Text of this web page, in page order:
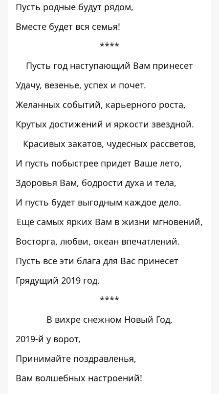
Пусть родные будут рядом,
Вместе будет вся семья!
****
Пусть год наступающий Вам принесет
Удачу, везенье, успех и почет.
Желанных событий, карьерного роста,
Крутых достижений и яркости звездной.
Красивых закатов, чудесных рассветов,
И пусть побыстрее придет Ваше лето,
Здоровья Вам, бодрости духа и тела,
И пусть будет выгодным каждое дело.
Ещё самых ярких Вам в жизни мгновений,
Восторга, любви, океан впечатлений.
Пусть все эти блага для Вас принесет
Грядущий 2019 год.
****
В вихре снежном Новый Год,
2019-й у ворот,
Принимайте поздравленья,
Вам волшебных настроений!